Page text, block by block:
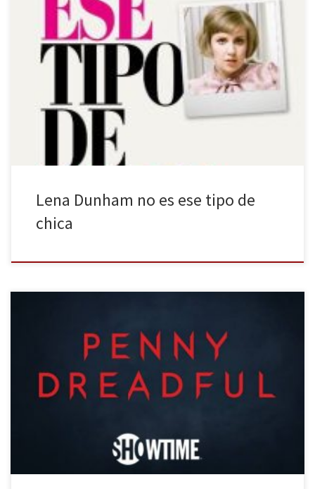
Espasa publica en nuestro país el libro sobre la creadora de la
serie Girls, Lena Dunham, en el que nos descubre sus anécdotas
más divertidas y repasa singulares momentos de su vida. Lena
Dunham es guionista, productora ejecutiva, directora y
protagonista de la serie Girls. Por si eso fuera poco, […]
Lena Dunham no es ese tipo de
chica
La nueva ficción televisiva se viste de negro y sangre. El morbo y el
sexo como epicentros de las nuevas historias de la televisión que
exploran el lado más siniestro de la humanidad. El último estreno:
Penny Dreadful. Si hacemos un repaso a los últimos productos de